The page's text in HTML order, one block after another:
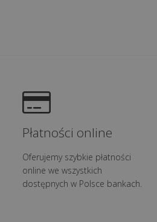
Płatności online
Oferujemy szybkie płatności
online we wszystkich
dostępnych w Polsce bankach.